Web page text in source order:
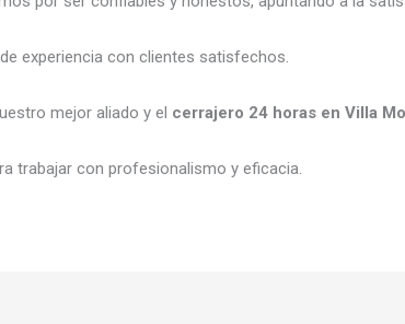
experiencia con clientes satisfechos.
mejor aliado y el cerrajero 24 horas en Villa
trabajar con profesionalismo y eficacia.